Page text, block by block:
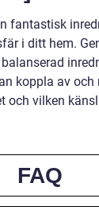
fantastisk
i ditt hem.
koppla av
och vilken
FAQ